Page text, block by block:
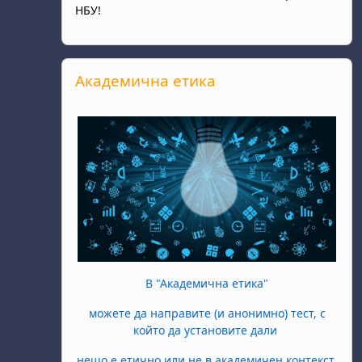
НБУ!
Прескочи Академична етика
Академична етика
В "Академична етика"
можете да направите (и анонимно) тест, с
който да установите дали